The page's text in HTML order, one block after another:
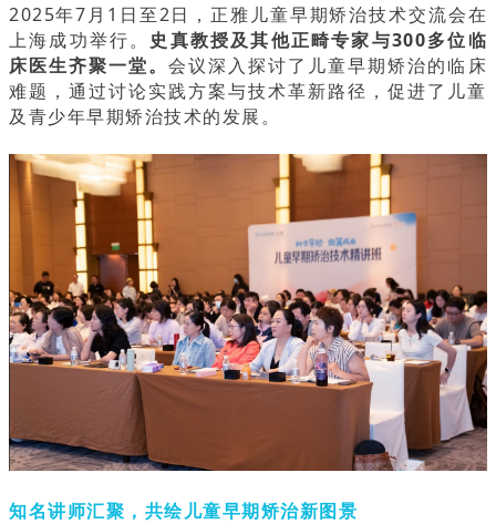
2025年7月1日至2日，正雅儿童早期矫治技术交流会在
上海成功举行。 史真教授及其他正畸专家与300多位临
床医生齐聚一堂。会议深入探讨了儿童早期矫治的临床
难题，通过讨论实践方案与技术革新路径，促进了儿童
及青少年早期矫治技术的发展。
知名讲师汇聚，共绘儿童早期矫治新图景